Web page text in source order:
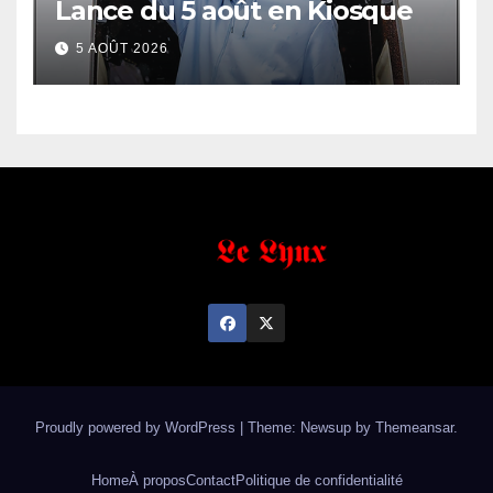
Lance du 5 août en Kiosque
5 AOÛT 2026
Proudly powered by WordPress Theme: Newsup by Themeansar.
HomeÀ proposContactPolitique de confidentialité